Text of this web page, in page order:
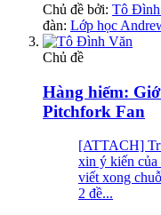
Chủ đề bởi: Tô
đàn: Lớp học
Chủ đề
Hàng hiếm:
Pitchfork Fan
[ATTACH]
xin ý kiến của
viết xong
2 đề...